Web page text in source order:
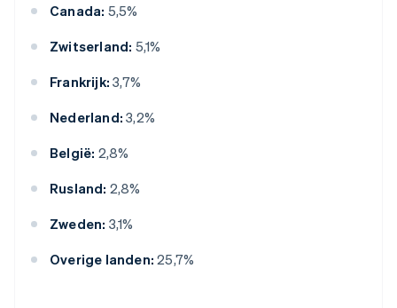
Canada: 5,5%
Zwitserland: 5,1%
Frankrijk: 3,7%
Nederland: 3,2%
België: 2,8%
Rusland: 2,8%
Zweden: 3,1%
Overige landen: 25,7%